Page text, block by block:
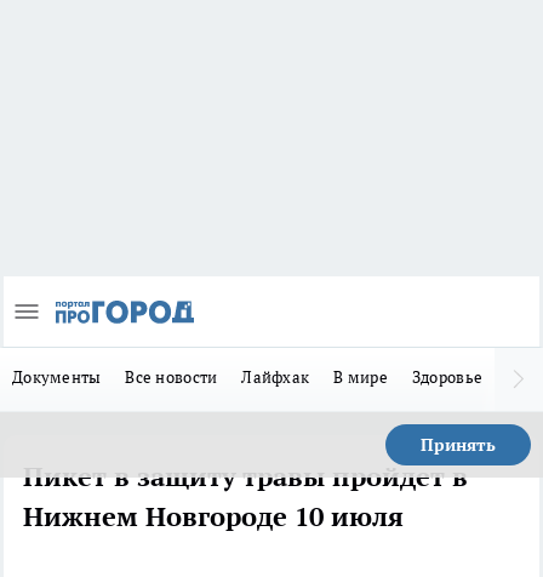
Документы Все новости Лайфхак В мире Здоровье
Принять
Пикет в защиту травы пройдет в
Нижнем Новгороде 10 июля